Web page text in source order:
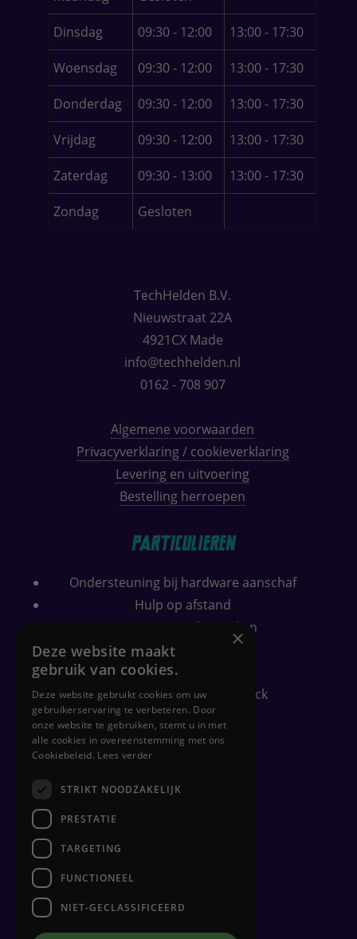
Dinsdag 09:30 - 12:00 13:00 - 17:30
Woensdag 09:30 - 12:00 13:00 - 17:30
Donderdag 09:30 - 12:00 13:00 - 17:30
Vrijdag 09:30 - 12:00 13:00 - 17:30
Zaterdag 09:30 - 13:00 13:00 - 17:30
Zondag Gesloten
TechHelden B.V.
Nieuwstraat 22A
4921CX Made
info@techhelden.nl
0162 - 708 907
Algemene voorwaarden
Privacyverklaring / cookieverklaring
Levering en uitvoering
Bestelling herroepen
Particulieren
Ondersteuning bij hardware aanschaf
Hulp op afstand
Computer sneller maken
Wifi bereik verbeteren
Security check
Gratis PC-gezondheidscheck
Zakelijk
Flexplekken inrichten
Hardware beheer
×
Deze website maakt
gebruik van cookies.
Deze website gebruikt cookies om uw
gebruikerservaring te verbeteren. Door
onze website te gebruiken, stemt u in met
alle cookies in overeenstemming met ons
Cookiebeleid. Lees verder
STRIKT NOODZAKELIJK
PRESTATIE
TARGETING
FUNCTIONEEL
NIET-GECLASSIFICEERD